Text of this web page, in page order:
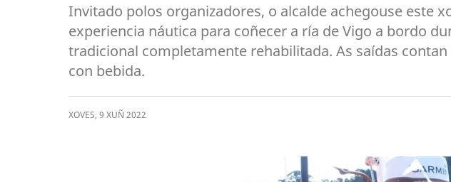
Invitado polos organizadores, o alcalde achegouse este
experiencia náutica para coñecer a ría de Vigo a bordo
tradicional completamente rehabilitada. As saídas
con bebida.
XOVES, 9 XUÑ 2022